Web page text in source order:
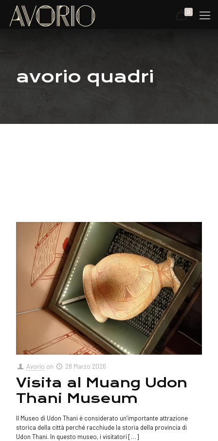
0
avorio quadri
Avorio on 28 Marzo 2026
Visita al Muang Udon
Thani Museum
Il Museo di Udon Thani è considerato un’importante attrazione
storica della città perché racchiude la storia della provincia di
Udon Thani. In questo museo, i visitatori […]